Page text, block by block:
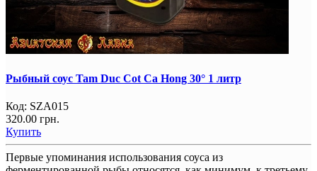
Рыбный соус Tam Duc Cot Ca Hong 30° 1 литр
Код: SZA015
320.00 грн.
Купить
Первые упоминания использования соуса из